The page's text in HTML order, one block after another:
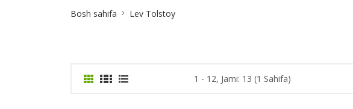
Bosh sahifa Lev Tolstoy
1 - 12, Jami: 13 (1 Sahifa)